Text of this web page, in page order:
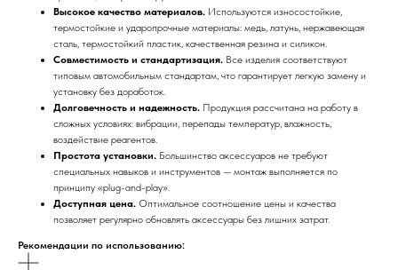
Высокое качество материалов. Используются износостойкие,
термостойкие и ударопрочные материалы: медь, латунь, нержавеющая
сталь, термостойкий пластик, качественная резина и силикон.
Совместимость и стандартизация. Все изделия соответствуют
типовым автомобильным стандартам, что гарантирует легкую замену и
установку без доработок.
Долговечность и надежность. Продукция рассчитана на работу в
сложных условиях: вибрации, перепады температур, влажность,
воздействие реагентов.
Простота установки. Большинство аксессуаров не требуют
специальных навыков и инструментов — монтаж выполняется по
принципу «plug-and-play».
Доступная цена. Оптимальное соотношение цены и качества
позволяет регулярно обновлять аксессуары без лишних затрат.
Рекомендации по использованию: